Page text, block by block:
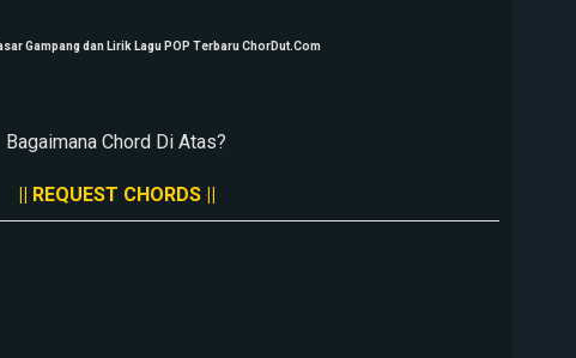
Gampang dan Lirik Lagu POP Terbaru ChorDut.Com
Bagaimana Chord Di Atas?
|| REQUEST CHORDS ||